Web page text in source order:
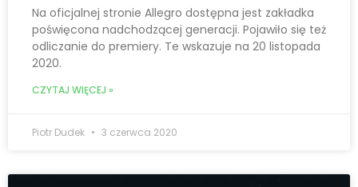
Na oficjalnej stronie Allegro dostępna jest zakładka
poświęcona nadchodzącej generacji. Pojawiło się też
odliczanie do premiery. Te wskazuje na 20 listopada
2020.
CZYTAJ WIĘCEJ »
Piotr Dudek 3 czerwca 2020